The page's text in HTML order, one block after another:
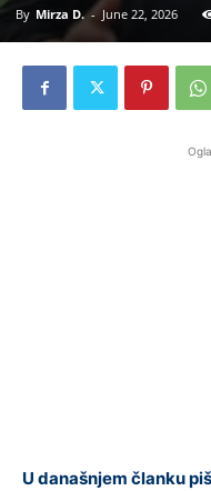
By Mirza D. - June 22, 2026
U današnjem članku